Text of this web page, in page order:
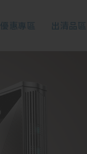
優惠專區 出清品區